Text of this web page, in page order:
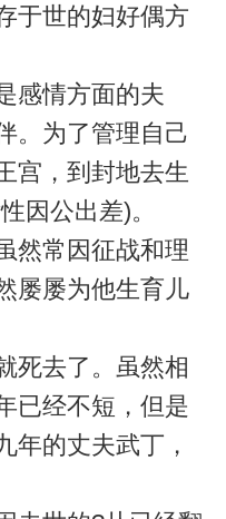
于世的妇好偶方
情方面的夫
。为了管理自己
宫，到封地去生
因公出差)。
常因征战和理
屡屡为他生育儿
去了。虽然相
已经不短，但是
年的丈夫武丁，